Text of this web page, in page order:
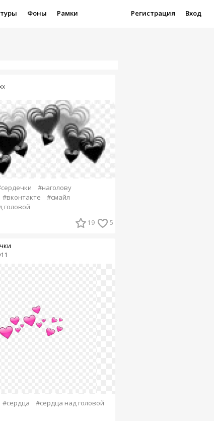
Фоны Рамки Регистрация Вход
#наголову
#вконтакте
#смайл
головой
19 5
#сердца
#сердца над головой